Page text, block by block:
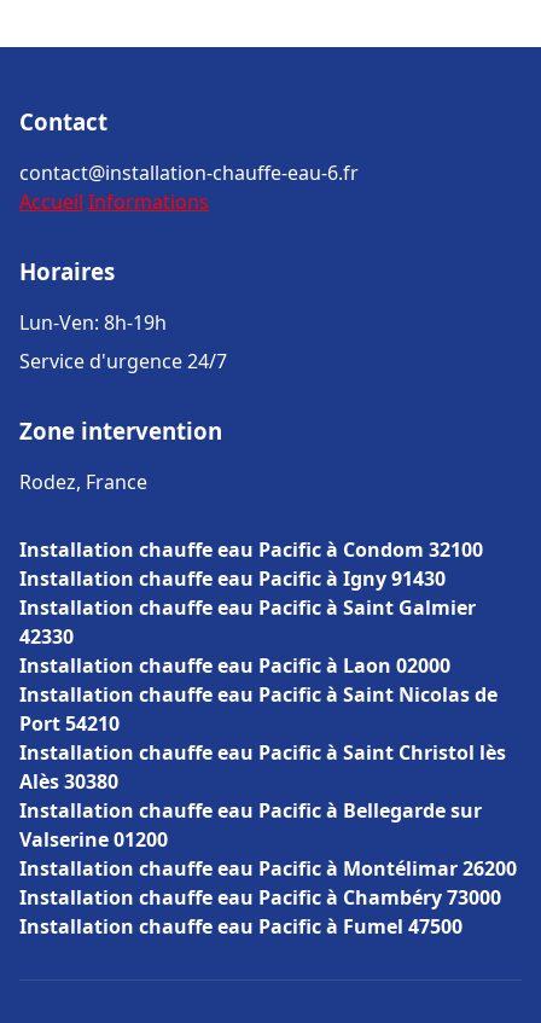
Contact
contact@installation-chauffe-eau-6.fr
Accueil Informations
Horaires
Lun-Ven: 8h-19h
Service d'urgence 24/7
Zone intervention
Rodez, France
Installation chauffe eau Pacific à Condom 32100
Installation chauffe eau Pacific à Igny 91430
Installation chauffe eau Pacific à Saint Galmier
42330
Installation chauffe eau Pacific à Laon 02000
Installation chauffe eau Pacific à Saint Nicolas de
Port 54210
Installation chauffe eau Pacific à Saint Christol lès
Alès 30380
Installation chauffe eau Pacific à Bellegarde sur
Valserine 01200
Installation chauffe eau Pacific à Montélimar 26200
Installation chauffe eau Pacific à Chambéry 73000
Installation chauffe eau Pacific à Fumel 47500